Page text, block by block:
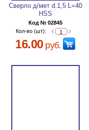
Сверло д/мет d.1,5 L=40
HSS
Код № 02845
Кол-во (шт):
16.00руб.